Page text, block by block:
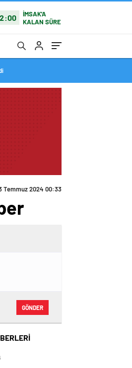
İMSAK'A
KALAN SÜRE
GÖNDER